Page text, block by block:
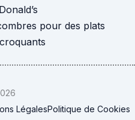
pour des plats
LégalesPolitique de Cookies